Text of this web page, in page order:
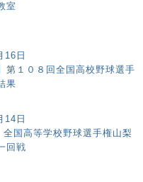
室
16日
第１０８回全国高校野球選手
果
14日
国高等学校野球選手権山梨
回戦